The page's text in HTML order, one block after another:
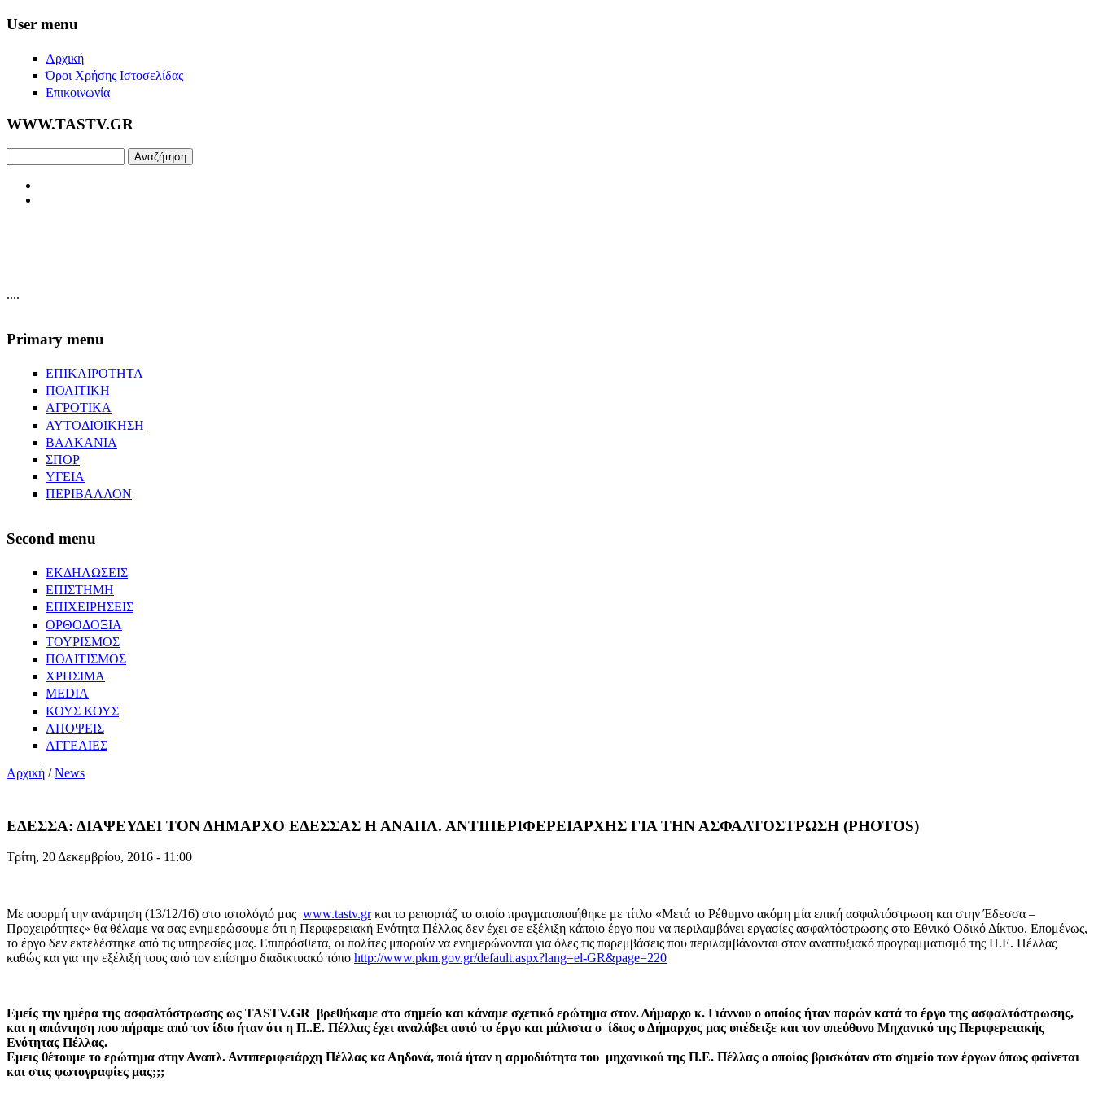
Skip to main content
User menu
Αρχική
Όροι Χρήσης Ιστοσελίδας
Επικοινωνία
WWW.TASTV.GR
....
Primary menu
ΕΠΙΚΑΙΡΟΤΗΤΑ
ΠΟΛΙΤΙΚΗ
ΑΓΡΟΤΙΚΑ
ΑΥΤΟΔΙΟΙΚΗΣΗ
ΒΑΛΚΑΝΙΑ
ΣΠΟΡ
ΥΓΕΙΑ
ΠΕΡΙΒΑΛΛΟΝ
Second menu
ΕΚΔΗΛΩΣΕΙΣ
ΕΠΙΣΤΗΜΗ
ΕΠΙΧΕΙΡΗΣΕΙΣ
ΟΡΘΟΔΟΞΙΑ
ΤΟΥΡΙΣΜΟΣ
ΠΟΛΙΤΙΣΜΟΣ
ΧΡΗΣΙΜΑ
MEDIA
ΚΟΥΣ ΚΟΥΣ
ΑΠΟΨΕΙΣ
ΑΓΓΕΛΙΕΣ
Αρχική /News
ΕΔΕΣΣΑ: ΔΙΑΨΕΥΔΕΙ ΤΟΝ ΔΗΜΑΡΧΟ ΕΔΕΣΣΑΣ Η ΑΝΑΠΛ. ΑΝΤΙΠΕΡΙΦΕΡΕΙΑΡΧΗΣ ΓΙΑ ΤΗΝ ΑΣΦΑΛΤΟΣΤΡΩΣΗ (PHOTOS)
Τρίτη, 20 Δεκεμβρίου, 2016 - 11:00
Με αφορμή την ανάρτηση (13/12/16) στο ιστολόγιό μας www.tastv.grκαι το ρεπορτάζ το οποίο πραγματοποιήθηκε με τίτλο «Μετά το Ρέθυμνο ακόμη μία επική ασφαλτόστρωση και στην Έδεσσα –
Προχειρότητες» θα θέλαμε να σας ενημερώσουμε ότι η Περιφερειακή Ενότητα Πέλλας δεν έχει σε εξέλιξη κάποιο έργο που να περιλαμβάνει εργασίες ασφαλτόστρωσης στο Εθνικό Οδικό Δίκτυο. Επομένως,
το έργο δεν εκτελέστηκε από τις υπηρεσίες μας. Επιπρόσθετα, οι πολίτες μπορούν να ενημερώνονται για όλες τις παρεμβάσεις που περιλαμβάνονται στον αναπτυξιακό προγραμματισμό της Π.Ε. Πέλλας
καθώς και για την εξέλιξή τους από τον επίσημο διαδικτυακό τόπο http://www.pkm.gov.gr/default.aspx?lang=el-GR&page=220
Εμείς την ημέρα της ασφαλτόστρωσης ως TASTV.GR βρεθήκαμε στο σημείο και κάναμε σχετικό ερώτημα στον. Δήμαρχο κ. Γιάννου ο οποίος ήταν παρών κατά το έργο της ασφαλτόστρωσης,
και η απάντηση που πήραμε από τον ίδιο ήταν ότι η Π..Ε. Πέλλας έχει αναλάβει αυτό το έργο και μάλιστα ο ίδιος ο Δήμαρχος μας υπέδειξε και τον υπεύθυνο Μηχανικό της Περιφερειακής
Ενότητας Πέλλας.
Εμεις θέτουμε το ερώτημα στην Αναπλ. Αντιπεριφειάρχη Πέλλας κα Αηδονά, ποιά ήταν η αρμοδιότητα του μηχανικού της Π.Ε. Πέλλας ο οποίος βρισκόταν στο σημείο των έργων όπως φαίνεται
και στις φωτογραφίες μας;;;